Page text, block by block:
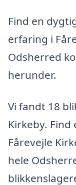
Find en
erfaring i
Odsherred
herunder.
Vi fandt 18
Kirkeby.
Fårevejle
hele